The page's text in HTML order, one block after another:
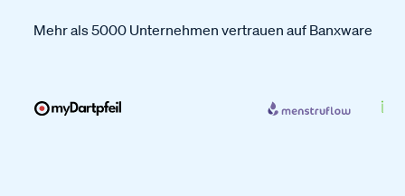
Mehr als 5000 Unternehmen vertrauen auf Banxware